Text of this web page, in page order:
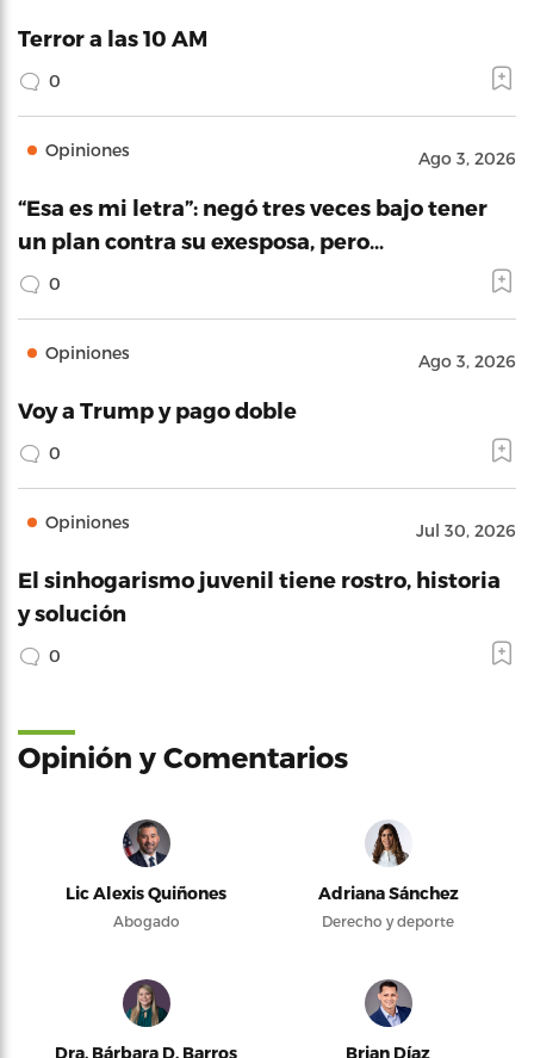
Terror a las 10 AM
0
Opiniones Ago 3, 2026
“Esa es mi letra”: negó tres veces bajo tener
un plan contra su exesposa, pero…
0
Opiniones Ago 3, 2026
Voy a Trump y pago doble
0
Opiniones Jul 30, 2026
El sinhogarismo juvenil tiene rostro, historia
y solución
0
Opinión y Comentarios
Lic Alexis Quiñones
Abogado
Adriana Sánchez
Derecho y deporte
Dra. Bárbara D. Barros Brian Díaz